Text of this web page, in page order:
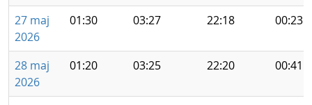
27 maj
2026
01:30 03:27 22:18 00:23
28 maj
2026
01:20 03:25 22:20 00:41